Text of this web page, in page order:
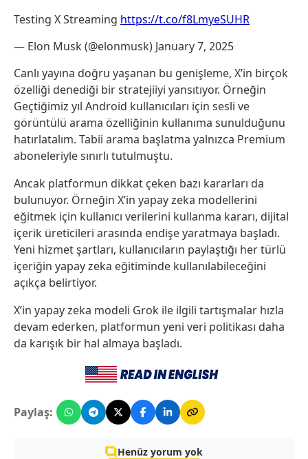
Testing X Streaming https://t.co/f8LmyeSUHR
— Elon Musk (@elonmusk) January 7, 2025
Canlı yayına doğru yaşanan bu genişleme, X’in birçok
özelliği denediği bir stratejiiyi yansıtıyor. Örneğin
Geçtiğimiz yıl Android kullanıcıları için sesli ve
görüntülü arama özelliğinin kullanıma sunulduğunu
hatırlatalım. Tabii arama başlatma yalnızca Premium
aboneleriyle sınırlı tutulmuştu.
Ancak platformun dikkat çeken bazı kararları da
bulunuyor. Örneğin X’in yapay zeka modellerini
eğitmek için kullanıcı verilerini kullanma kararı, dijital
içerik üreticileri arasında endişe yaratmaya başladı.
Yeni hizmet şartları, kullanıcıların paylaştığı her türlü
içeriğin yapay zeka eğitiminde kullanılabileceğini
açıkça belirtiyor.
X’in yapay zeka modeli Grok ile ilgili tartışmalar hızla
devam ederken, platformun yeni veri politikası daha
da karışık bir hal almaya başladı.
Paylaş:
Henüz yorum yok